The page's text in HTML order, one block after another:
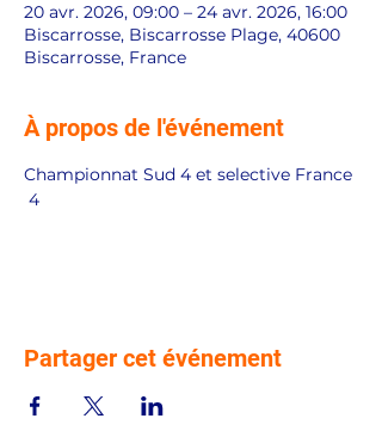
20 avr. 2026, 09:00 – 24 avr. 2026, 16:00
Biscarrosse, Biscarrosse Plage, 40600
Biscarrosse, France
À propos de l'événement
Championnat Sud 4 et selective France
4
Partager cet événement